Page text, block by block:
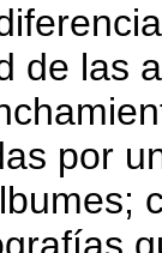
de las
por